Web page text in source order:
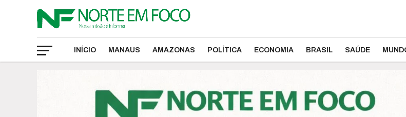
INÍCIO MANAUS AMAZONAS POLÍTICA ECONOMIA BRASIL SAÚDE